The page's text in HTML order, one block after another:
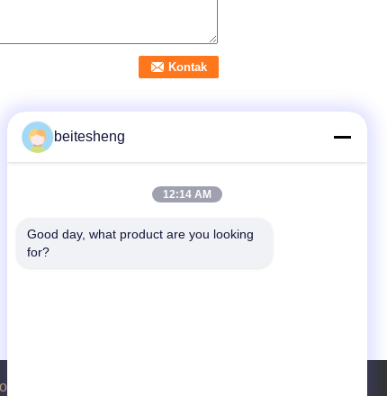
request suatu
beitesheng
12:14 AM
Good day, what product are you looking
for?